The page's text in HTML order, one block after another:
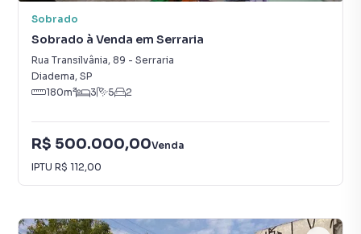
Sobrado
Sobrado à Venda em Serraria
Rua Transilvânia, 89 - Serraria
Diadema, SP
180m² 3 5 2
R$ 500.000,00Venda
IPTU R$ 112,00